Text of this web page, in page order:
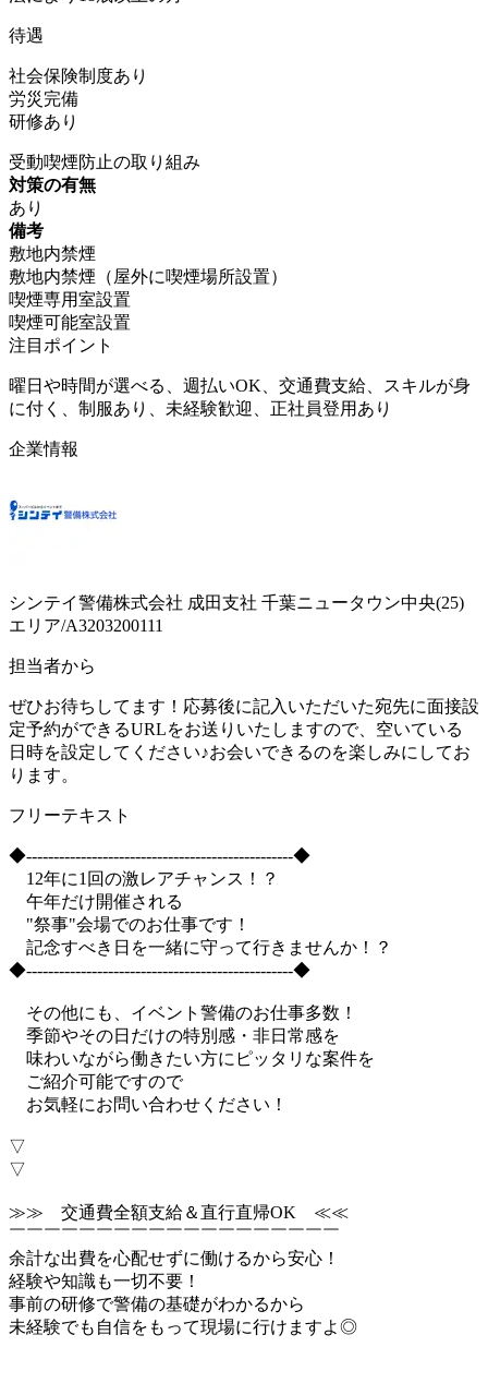
待遇
社会保険制度あり
労災完備
研修あり
受動喫煙防止の取り組み
対策の有無
あり
備考
敷地内禁煙
敷地内禁煙（屋外に喫煙場所設置）
喫煙専用室設置
喫煙可能室設置
注目ポイント
曜日や時間が選べる、週払いOK、交通費支給、スキルが身
に付く、制服あり、未経験歓迎、正社員登用あり
企業情報
シンテイ警備株式会社 成田支社 千葉ニュータウン中央(25)
エリア/A3203200111
担当者から
ぜひお待ちしてます！応募後に記入いただいた宛先に面接設
定予約ができるURLをお送りいたしますので、空いている
日時を設定してください♪お会いできるのを楽しみにしてお
ります。
フリーテキスト
◆-------------------------------------------------◆
12年に1回の激レアチャンス！？
午年だけ開催される
"祭事"会場でのお仕事です！
記念すべき日を一緒に守って行きませんか！？
◆-------------------------------------------------◆
その他にも、イベント警備のお仕事多数！
季節やその日だけの特別感・非日常感を
味わいながら働きたい方にピッタリな案件を
ご紹介可能ですので
お気軽にお問い合わせください！
▽
▽
≫≫ 交通費全額支給＆直行直帰OK ≪≪
￣￣￣￣￣￣￣￣￣￣￣￣￣￣￣￣￣￣￣
余計な出費を心配せずに働けるから安心！
経験や知識も一切不要！
事前の研修で警備の基礎がわかるから
未経験でも自信をもって現場に行けますよ◎